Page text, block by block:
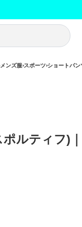
ンズ服 スポーツ ショートパ
ルティフ)